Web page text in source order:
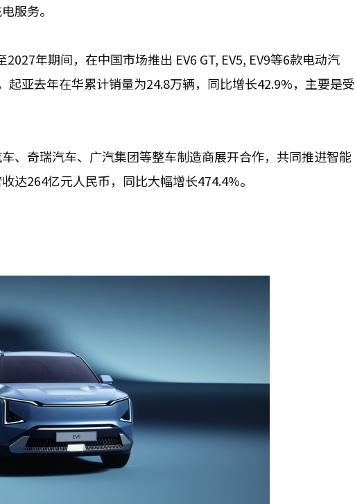
服务。
年期间，在中国市场推出 EV6 GT, EV5, EV9等6款电动汽
亚去年在华累计销量为24.8万辆，同比增长42.9%，主要是受
、奇瑞汽车、广汽集团等整车制造商展开合作，共同推进智能
达264亿元人民币，同比大幅增长474.4%。